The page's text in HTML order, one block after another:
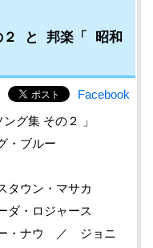
２ と 邦楽「 昭和
Facebook
グ集 その２ 」
・ブルー
ウン・マサカ
・ロジャース
ー・ナウ ／ ジョニ